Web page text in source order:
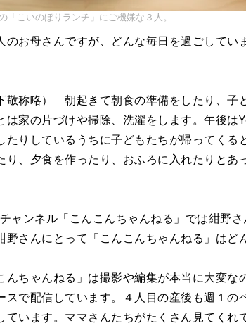
「こいのぼりランチ」にご機嫌な３人。
お母さんですが、どんな毎日を過ごしてい
敬称略） 朝起きて朝食の準備をしたり、子
は家の片づけや掃除、洗濯をします。午後
たりしているうちに子どもたちが帰ってくる
り、夕食を作ったり、おふろに入れたりとあ
ンネル「こんこんちゃんねる」では紺野さ
野さんにとって「こんこんちゃんねる」はど
ちゃんねる」は撮影や編集が本当に大変な
スで配信しています。４人目の産後も週１の
ています。ママさんたちがたくさん見てくれ